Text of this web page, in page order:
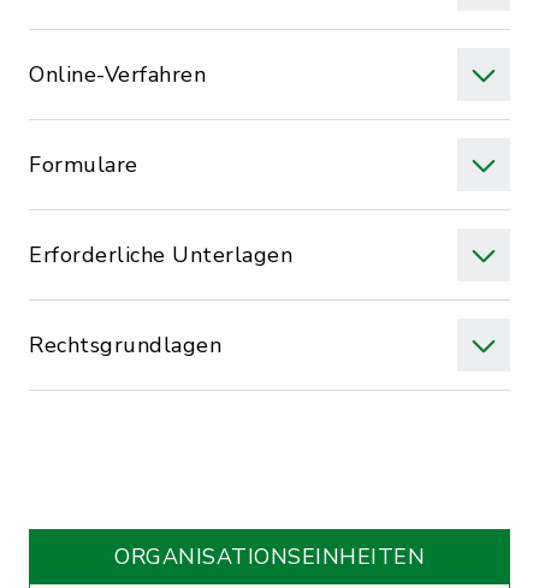
Online-Verfahren
Formulare
Erforderliche Unterlagen
Rechtsgrundlagen
ORGANISATIONS­EINHEITEN